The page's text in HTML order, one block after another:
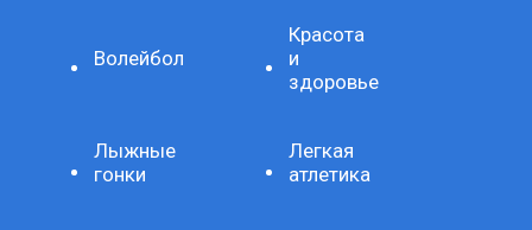
Волейбол
Красота
и
здоровье
Лыжные
гонки
Легкая
атлетика